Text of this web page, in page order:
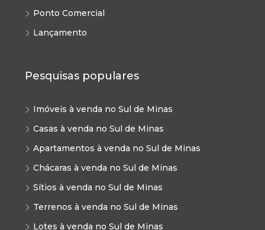
Ponto Comercial
Lançamento
Pesquisas populares
Imóveis à venda no Sul de Minas
Casas à venda no Sul de Minas
Apartamentos à venda no Sul de Minas
Chácaras à venda no Sul de Minas
Sítios à venda no Sul de Minas
Terrenos à venda no Sul de Minas
Lotes à venda no Sul de Minas